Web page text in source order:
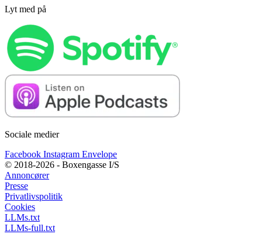
Lyt med på
Sociale medier
Facebook Instagram Envelope
© 2018-2026 - Boxengasse I/S
Annoncører
Presse
Privatlivspolitik
Cookies
LLMs.txt
LLMs-full.txt